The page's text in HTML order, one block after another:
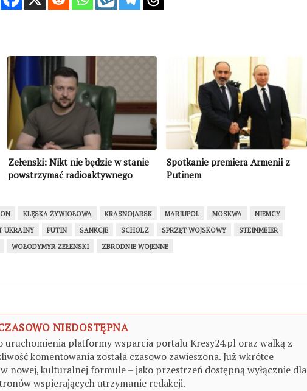
Zełenski: Nikt nie będzie w stanie
powstrzymać radioaktywnego
terrorystyczne Rosja
Spotkanie premiera Armenii z
Putinem
KLĘSKA ŻYWIOŁOWA KRASNOJARSK MARIUPOL MOSKWA
NIEMCY
UKRAINY PUTIN SANKCJE SCHOLZ SPRZĘT WOJSKOWY
STEINMEIER
WOŁODYMYR ZEŁENSKI ZBRODNIE WOJENNE
NIEDOSTĘPNA
uruchomienia platformy wsparcia portalu Kresy24.pl oraz walką z
komentowania została czasowo zawieszona. Już wkrótce
nowej, kulturalnej formule – jako przestrzeń dostępną wyłącznie dla
wspierających utrzymanie redakcji.